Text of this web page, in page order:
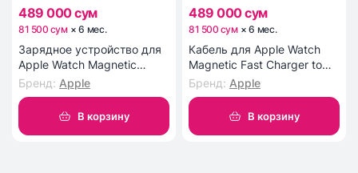
489 000 сум
81 500 сум ×6 мес.
Зарядное устройство для
Apple Watch Magnetic
Charger Cable
Бренд: Apple
В корзину
489 000 сум
81 500 сум ×6 мес.
Кабель для Apple Watch
Magnetic Fast Charger to
USB-C Cable (1m)
Бренд: Apple
В корзину